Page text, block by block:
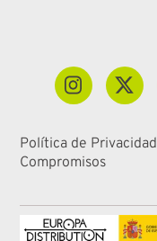
Política de Privacidad
Compromisos